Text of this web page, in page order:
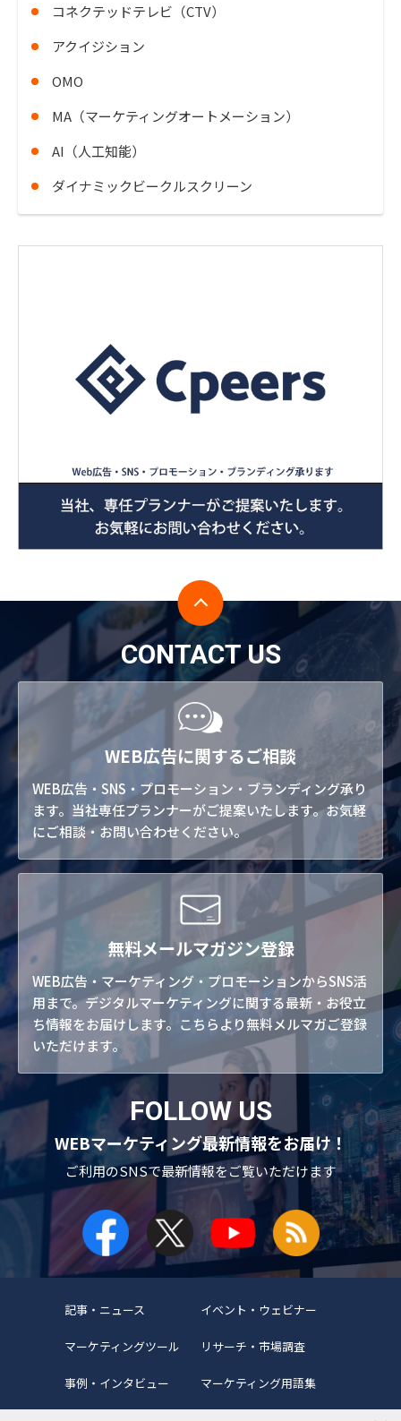
コネクテッドテレビ（CTV）
アクイジション
OMO
MA（マーケティングオートメーション）
AI（人工知能）
ダイナミックビークルスクリーン
CONTACT US
WEB広告に関するご相談
WEB広告・SNS・プロモーション・ブランディング承り
ます。当社専任プランナーがご提案いたします。お気軽
にご相談・お問い合わせください。
無料メールマガジン登録
WEB広告・マーケティング・プロモーションからSNS活
用まで。デジタルマーケティングに関する最新・お役立
ち情報をお届けします。こちらより無料メルマガご登録
いただけます。
FOLLOW US
WEBマーケティング最新情報をお届け！
ご利用のSNSで最新情報をご覧いただけます
記事・ニュース イベント・ウェビナー
マーケティングツール リサーチ・市場調査
事例・インタビュー マーケティング用語集